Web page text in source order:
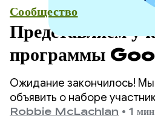
Сообщество
Представляем
программы
Apps
2026 года.
Ожидание закончилось!
объявить о наборе
Google Play Apps
Robbie McLachlan • 1